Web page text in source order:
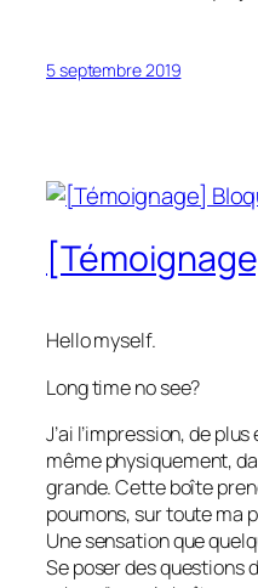
5 septembre 2019
Hello myself.
Long time no see?
J’ai l’impression, de
même physiquement,
grande. Cette boîte
poumons, sur toute ma
Une sensation que
Se poser des questions